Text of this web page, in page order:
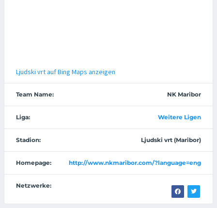
Ljudski vrt auf Bing Maps anzeigen
Team Name: NK Maribor
Liga: Weitere Ligen
Stadion: Ljudski vrt (Maribor)
Homepage: http://www.nkmaribor.com/?language=eng
Netzwerke: